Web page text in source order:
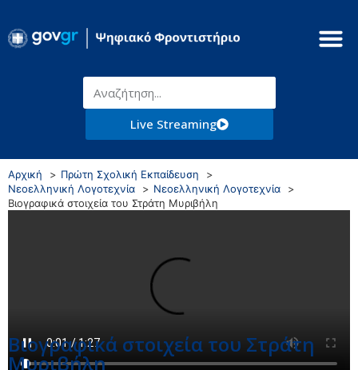
Live Streaming
Αρχική
Πρώτη Σχολική Εκπαίδευση
Νεοελληνική Λογοτεχνία
Νεοελληνική Λογοτεχνία
Βιογραφικά στοιχεία του Στράτη Μυριβήλη
Βιογραφικά στοιχεία του Στράτη
Μυριβήλη